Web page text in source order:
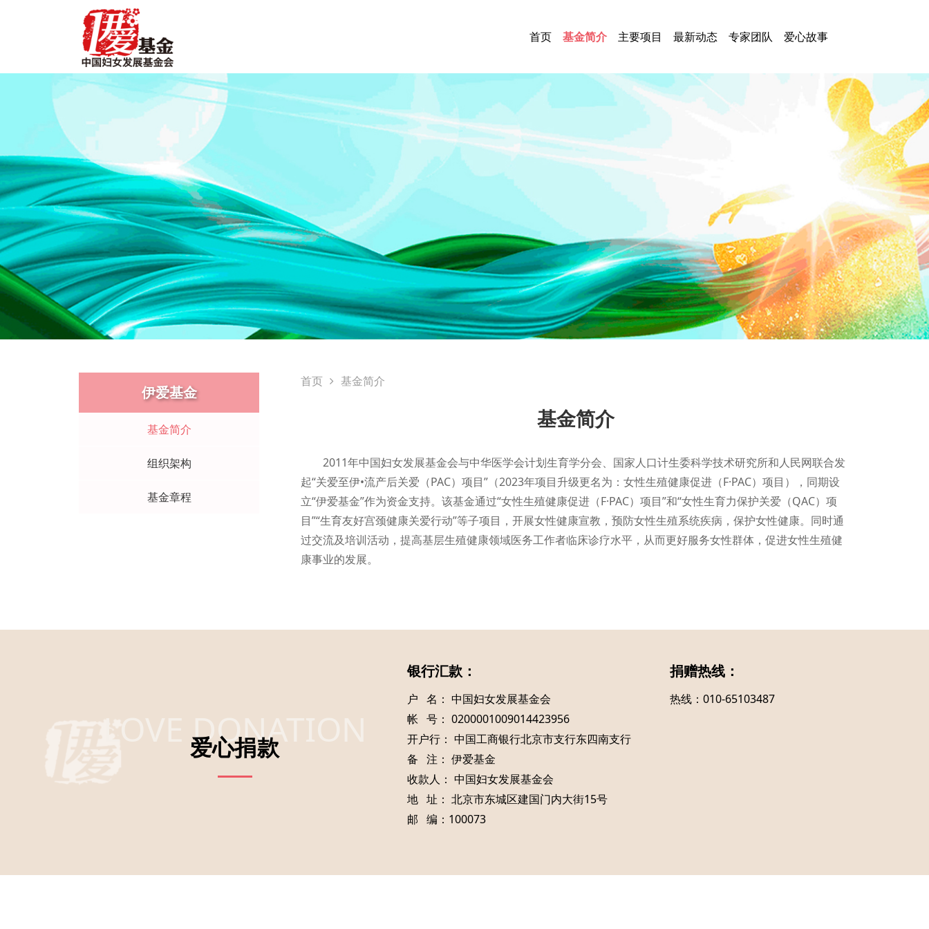
首页 基金简介 主要项目 最新动态 专家团队 爱心故事
伊爱基金
基金简介
组织架构
基金章程
首页 基金简介
基金简介
2011年中国妇女发展基金会与中华医学会计划生育学分会、国家人口计生委科学技术研究所和人民网联合发
起“关爱至伊•流产后关爱（PAC）项目”（2023年项目升级更名为：女性生殖健康促进（F·PAC）项目），同期设
立“伊爱基金”作为资金支持。该基金通过“女性生殖健康促进（F·PAC）项目”和“女性生育力保护关爱（QAC）项
目”“生育友好宫颈健康关爱行动”等子项目，开展女性健康宣教，预防女性生殖系统疾病，保护女性健康。同时通
过交流及培训活动，提高基层生殖健康领域医务工作者临床诊疗水平，从而更好服务女性群体，促进女性生殖健
康事业的发展。
LOVE DONATION
爱心捐款
银行汇款：
户 名： 中国妇女发展基金会
帐 号： 0200001009014423956
开户行： 中国工商银行北京市支行东四南支行
备 注： 伊爱基金
收款人： 中国妇女发展基金会
地 址： 北京市东城区建国门内大街15号
邮 编：100073
捐赠热线：
热线：010-65103487